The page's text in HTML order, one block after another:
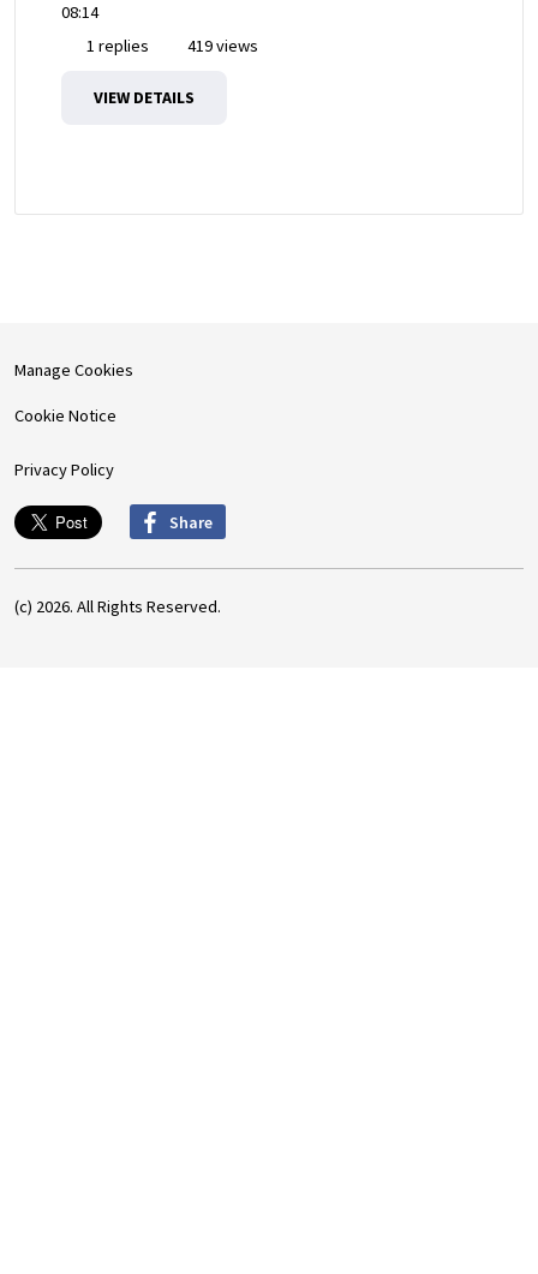
08:14
1 replies
419 views
VIEW DETAILS
Manage Cookies
Cookie Notice
Privacy Policy
Share
(c) 2026. All Rights Reserved.